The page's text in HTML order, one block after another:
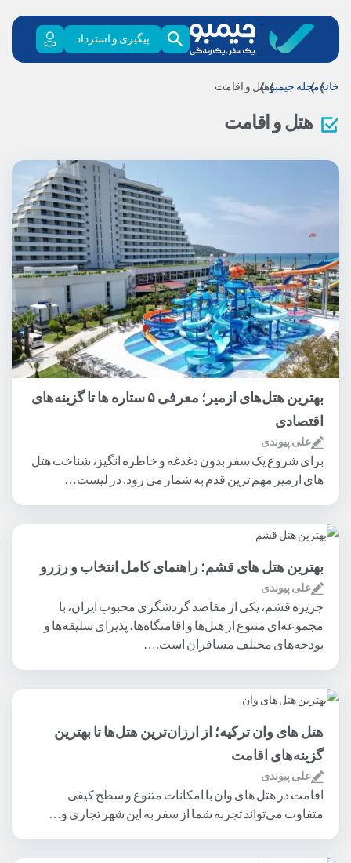
پیگیری و استرداد
خانهمجله جیمبوهتل و اقامت
هتل و اقامت
بهترین هتل‌های ازمیر؛ معرفی ۵ ستاره ها تا گزینه‌های
اقتصادی
علی پیوندی
برای شروع یک سفر بدون دغدغه و خاطره انگیز، شناخت هتل
های ازمیر مهم ترین قدم به شمار می رود. در لیست…
بهترین هتل های قشم؛ راهنمای کامل انتخاب و رزرو
علی پیوندی
جزیره قشم، یکی از مقاصد گردشگری محبوب ایران، با
مجموعه‌ای متنوع از هتل‌ها و اقامتگاه‌ها، پذیرای سلیقه‌ها و
بودجه‌های مختلف مسافران است.…
هتل های وان ترکیه؛ از ارزان‌ترین هتل‌ها تا بهترین
گزینه‌های اقامت
علی پیوندی
اقامت در هتل های وان با امکانات متنوع و سطح کیفی
متفاوت می‌تواند تجربه شما از سفر به این شهر تجاری و…